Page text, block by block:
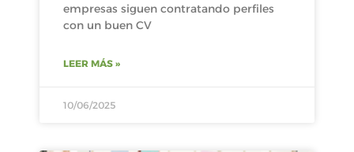
empresas siguen contratando perfiles
con un buen CV
LEER MÁS »
10/06/2025